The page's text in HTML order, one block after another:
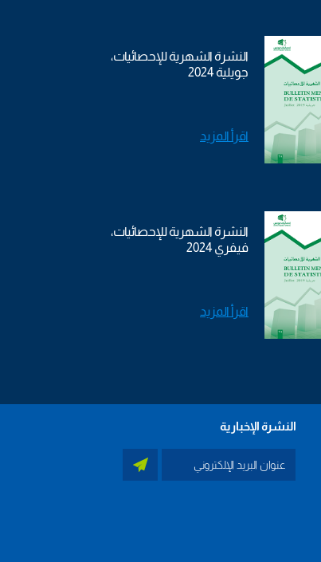
النشرة الشهرية للإحصائيات،
جويلية 2024
اقرأ المزيد
النشرة الشهرية للإحصائيات،
فيفري 2024
اقرأ المزيد
النشرة الإخبارية